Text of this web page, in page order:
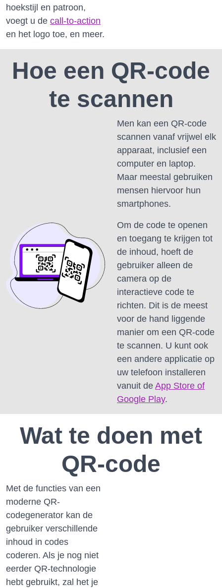
hoekstijl en patroon,
voegt u de call-to-action
en het logo toe, en meer.
Hoe een QR-code
te scannen
Men kan een QR-code
scannen vanaf vrijwel elk
apparaat, inclusief een
computer en laptop.
Maar meestal gebruiken
mensen hiervoor hun
smartphones.
Om de code te openen
en toegang te krijgen tot
de inhoud, hoeft de
gebruiker alleen de
camera op de
interactieve code te
richten. Dit is de meest
voor de hand liggende
manier om een ​​QR-code
te scannen. U kunt ook
een andere applicatie op
uw telefoon installeren
vanuit de App Store of
Google Play.
Wat te doen met
QR-code
Met de functies van een
moderne QR-
codegenerator kan de
gebruiker verschillende
inhoud in codes
coderen. Als je nog niet
eerder QR-technologie
hebt gebruikt, zal het je